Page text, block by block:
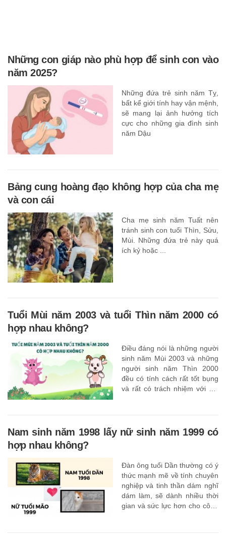
Những con giáp nào phù hợp để sinh con vào
năm 2025?
Những đứa trẻ sinh năm Tỵ,
bất kể giới tính hay vận mệnh,
sẽ mang lại ảnh hưởng tích
cực cho những gia đình sinh
năm Dậu
Bảng cung hoàng đạo không hợp của cha mẹ
và con cái
Cha mẹ sinh năm Tuất nên
tránh sinh con tuổi Thìn, Sửu,
Mùi. Những đứa trẻ này quá
ích kỷ hoặc ...
Tuổi Mùi năm 2003 và tuổi Thìn năm 2000 có
hợp nhau không?
Điều đáng nói là những người
sinh năm Mùi 2003 và những
người sinh năm Thìn 2000
đều có tính cách rất tốt bụng
và rất có trách nhiệm với gia
Nam sinh năm 1998 lấy nữ sinh năm 1999 có
hợp nhau không?
Đàn ông tuổi Dần thường có ý
thức mạnh mẽ về tính chuyên
nghiệp và tinh thần dám nghĩ
dám làm, sẽ dành nhiều thời
gian và sức lực hơn cho công